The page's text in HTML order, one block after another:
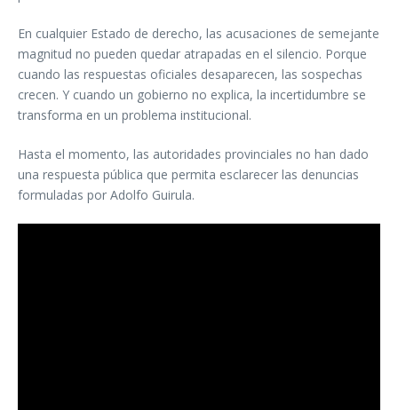
En cualquier Estado de derecho, las acusaciones de semejante
magnitud no pueden quedar atrapadas en el silencio. Porque
cuando las respuestas oficiales desaparecen, las sospechas
crecen. Y cuando un gobierno no explica, la incertidumbre se
transforma en un problema institucional.
Hasta el momento, las autoridades provinciales no han dado
una respuesta pública que permita esclarecer las denuncias
formuladas por Adolfo Guirula.